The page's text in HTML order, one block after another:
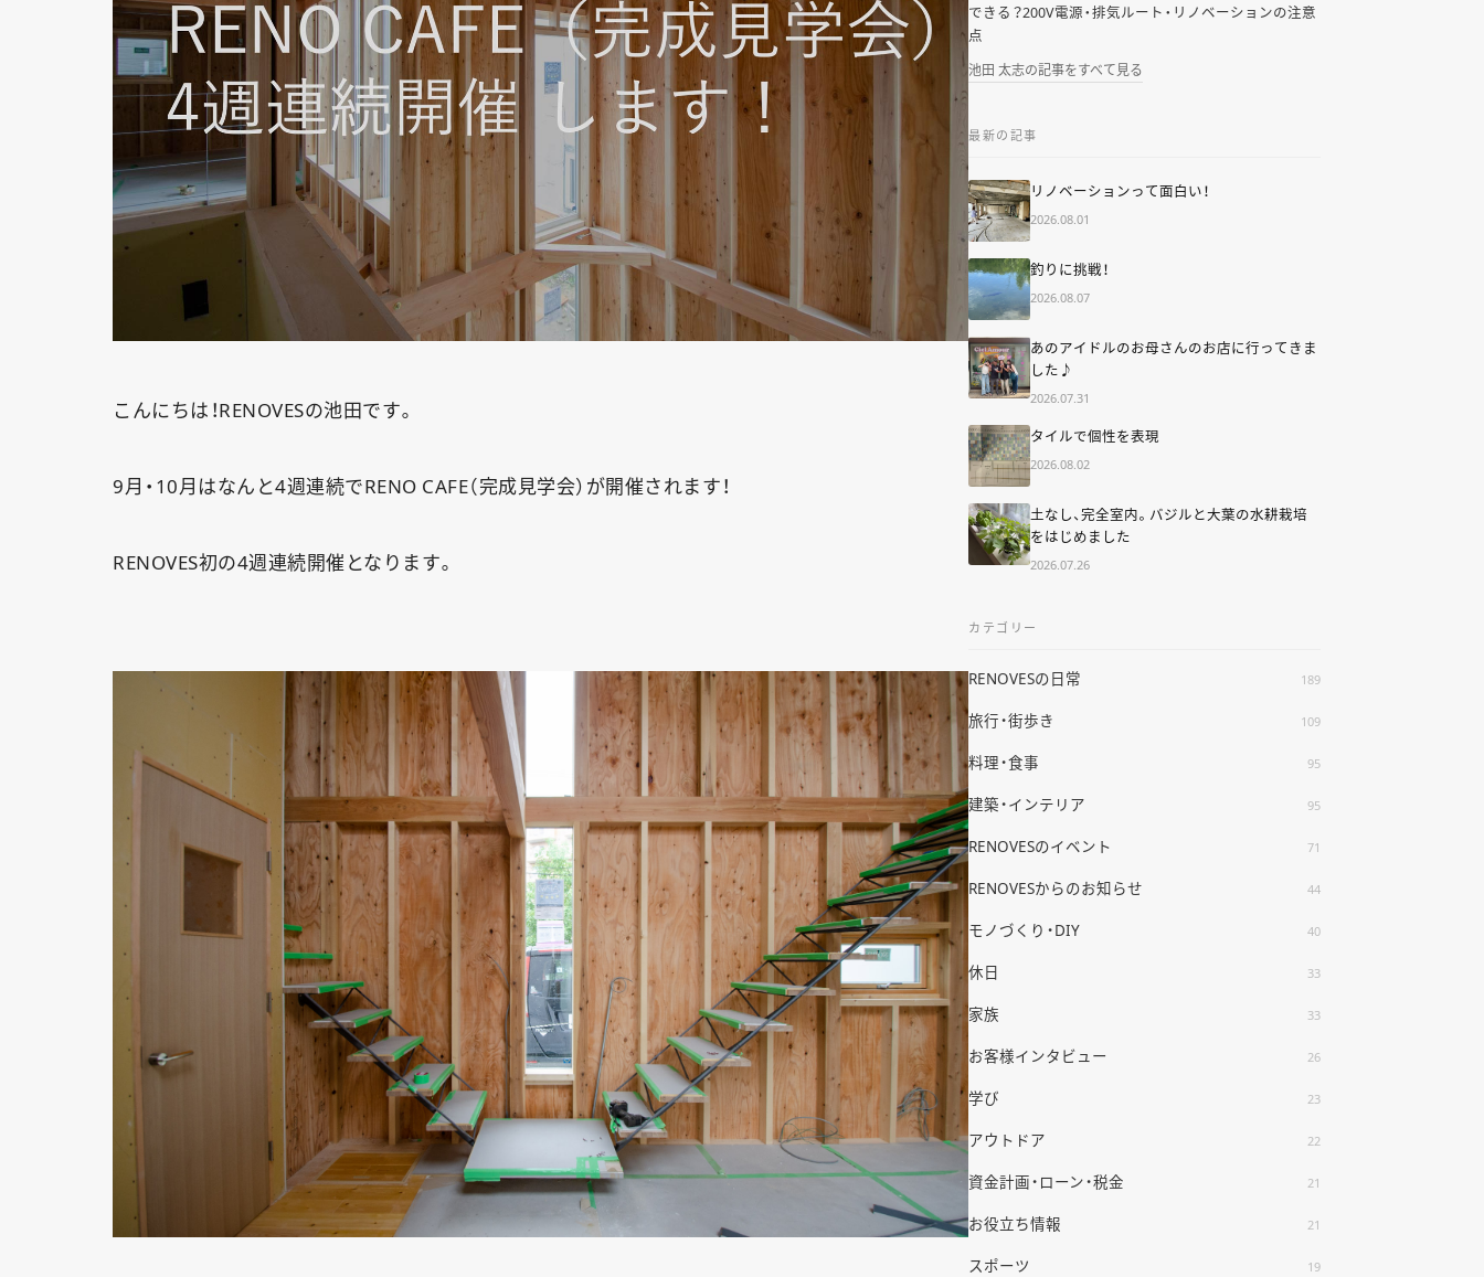
こんにちは！RENOVESの池田です。
9月・10月はなんと4週連続でRENO CAFE（完成見学会）が開催されます！
RENOVES初の4週連続開催となります。
できる？200V電源・排気ルート・リノベーションの注意
点
池田 太志の記事をすべて見る
最新の記事
リノベーションって面白い！
2026.08.01
釣りに挑戦！
2026.08.07
あのアイドルのお母さんのお店に行ってきま
した♪
2026.07.31
タイルで個性を表現
2026.08.02
土なし、完全室内。バジルと大葉の水耕栽培
をはじめました
2026.07.26
カテゴリー
RENOVESの日常 189
旅行・街歩き 109
料理・食事 95
建築・インテリア 95
RENOVESのイベント 71
RENOVESからのお知らせ 44
モノづくり・DIY 40
休日 33
家族 33
お客様インタビュー 26
学び 23
アウトドア 22
資金計画・ローン・税金 21
お役立ち情報 21
スポーツ 19